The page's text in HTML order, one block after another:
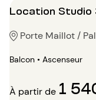
Location Studio
Porte Maillot /
Balcon • Ascenseur
À partir de 1